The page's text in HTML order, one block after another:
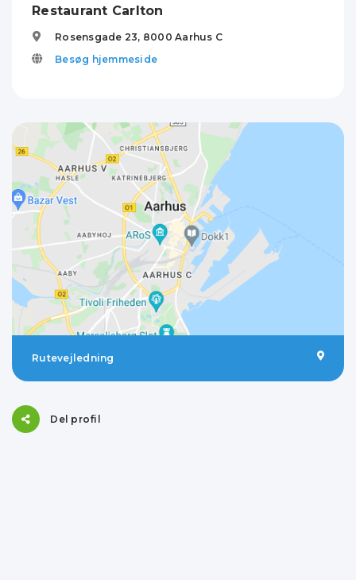
Restaurant Carlton
Rosensgade 23, 8000 Aarhus C
Besøg hjemmeside
Rutevejledning
Del profil